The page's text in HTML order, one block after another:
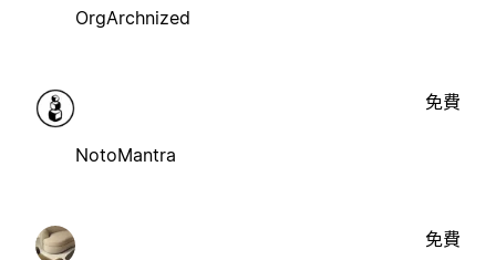
OrgArchnized
NotoMantra
免費
免費